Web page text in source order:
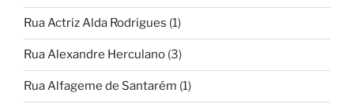
Rua Actriz Alda Rodrigues (1)
Rua Alexandre Herculano (3)
Rua Alfageme de Santarém (1)